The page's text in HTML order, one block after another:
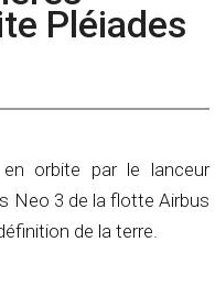
Pléiades
orbite par le lanceur
Neo 3 de la flotte Airbus
de la terre.